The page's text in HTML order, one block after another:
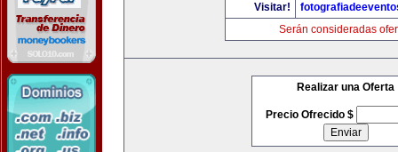
Visitar!
Serán consideradas
Realizar una Oferta
Precio Ofrecido $